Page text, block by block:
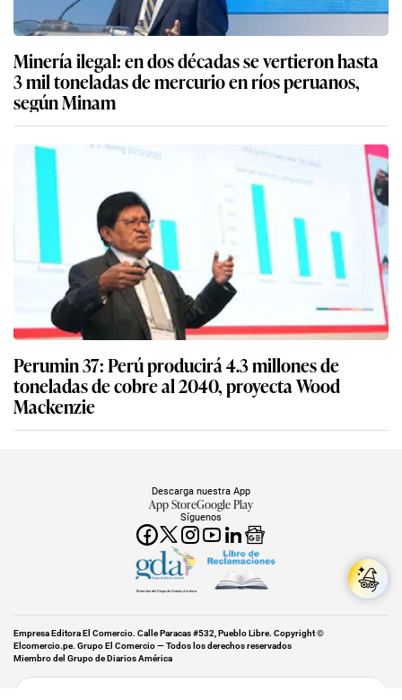
Minería ilegal: en dos décadas se vertieron hasta
3 mil toneladas de mercurio en ríos peruanos,
según Minam
Perumin 37: Perú producirá 4.3 millones de
toneladas de cobre al 2040, proyecta Wood
Mackenzie
Síguenos
Descarga nuestra App
App StoreGoogle Play
Miembro del Grupo de Diarios América
Empresa Editora El Comercio. Calle Paracas #532, Pueblo Libre. Copyright ©
Elcomercio.pe. Grupo El Comercio — Todos los derechos reservados
Miembro del Grupo de Diarios América